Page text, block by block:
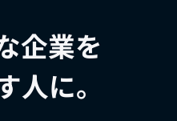
企業を
人に。